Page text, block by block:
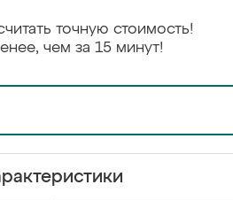
точную стоимость!
чем за 15 минут!